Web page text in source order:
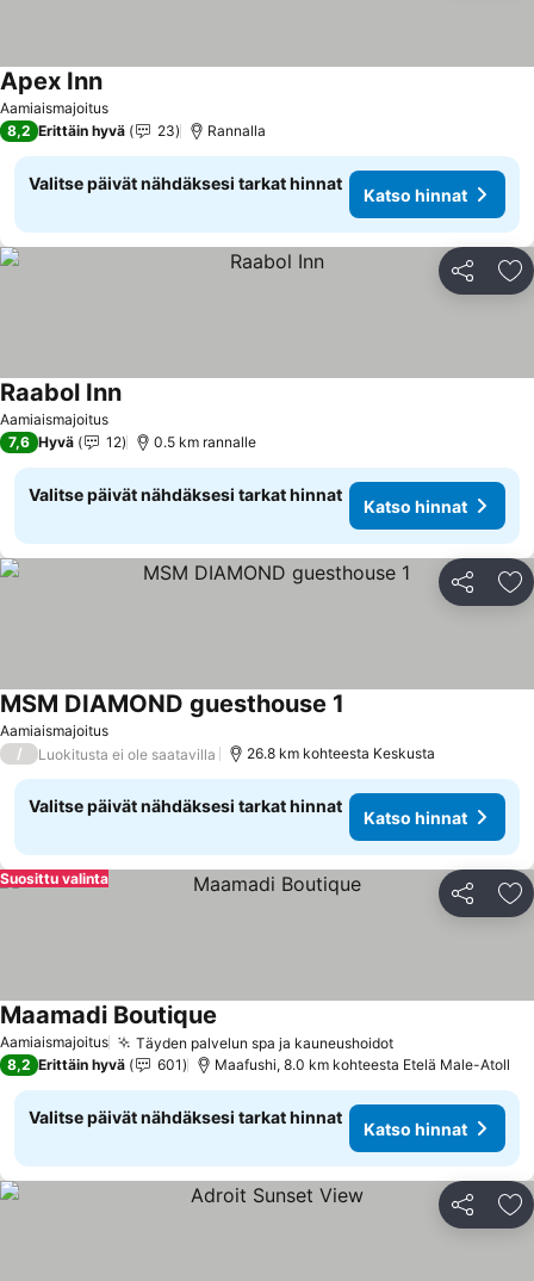
Aamiaismajoitus
Apex InnKatso hinnat
8,2 Erittäin hyvä 23 Rannalla
Valitse päivät nähdäksesi tarkat hinnat
Katso hinnat
Jaa
Aamiaismajoitus
Raabol InnKatso hinnat
7,6 Hyvä 12 0.5 km rannalle
Valitse päivät nähdäksesi tarkat hinnat
Katso hinnat
Jaa
Aamiaismajoitus
MSM DIAMOND guesthouse 1
/ Luokitusta ei ole saatavilla 26.8 km kohteesta Keskusta
Valitse päivät nähdäksesi tarkat hinnat
Katso hinnat
Jaa
Suosittu valinta
Aamiaismajoitus Täyden palvelun spa ja kauneushoidotKatso hinnat
Maamadi Boutique
8,2 Erittäin hyvä 601 Maafushi, 8.0 km kohteesta Etelä Male-Atoll
Valitse päivät nähdäksesi tarkat hinnat
Katso hinnat
Jaa